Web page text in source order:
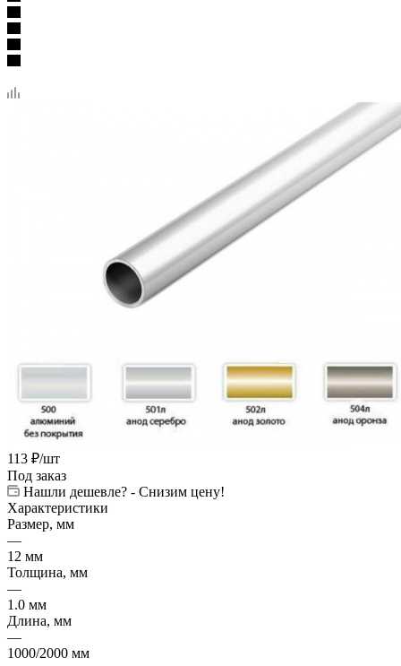
113 ₽/шт
Под заказ
Нашли дешевле? - Снизим цену!
Характеристики
Размер, мм
—
12 мм
Толщина, мм
—
1.0 мм
Длина, мм
—
1000/2000 мм